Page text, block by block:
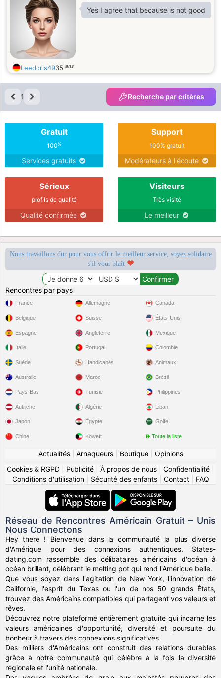
Yes I agree that because is not good
Leedoris4935 ans
1 Recherche par critères
Gratuit
100%
Services gratuits
Support
100% gratuit
Modérateurs à l'écoute
Sérieux
profils de qualité
Qualité confirmée
Visiteurs
Très visité
Le meilleur
Nous travaillons dur pour vous offrir le meilleur service, soyez solidaire
s'il vous plaît
Rencontres par pays
France
Belgique
Espagne
Italie
Suède
Allemagne
Suisse
Angleterre
Portugal
Handicapés
Canada
États-Unis
Mexique
Colombie
Animaux
Australie
Pays-Bas
Autriche
Japon
Chine
Maroc
Tunisie
Algérie
Égypte
Koweït
Brésil
Philippines
Liban
Golfe
Toute la liste
Actualités| Arnaqueurs| Boutique| Opinions
Cookies & RGPD
Publicité À propos de nous Confidentialité
Conditions d'utilisation| Sécurité des enfants| Contact| FAQ
Réseau de Rencontres Américain Gratuit – Unis
Nous Connectons
Hey there ! Bienvenue dans la communauté la plus diverse
d'Amérique pour des connexions authentiques. States-
dating.com rassemble des célibataires américains d'océan à
océan brillant, célébrant le melting pot qui rend l'Amérique belle.
Que vous soyez dans l'agitation de New York, l'innovation de
Californie, l'esprit du Texas ou l'un de nos 50 grands États,
trouvez des Américains compatibles qui partagent vos valeurs et
rêves.
Découvrez notre plateforme entièrement gratuite qui incarne les
valeurs américaines d'opportunité, diversité et poursuite du
bonheur à travers des connexions significatives.
Des milliers d'Américains ont construit des relations durables
grâce à notre communauté qui célèbre à la fois la diversité
régionale et l'unité nationale.